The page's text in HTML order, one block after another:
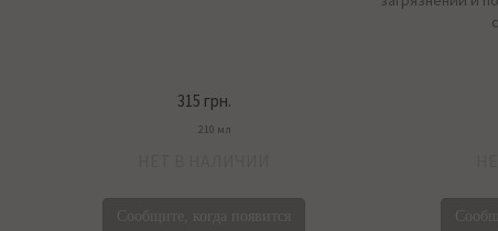
315 грн.
210 мл